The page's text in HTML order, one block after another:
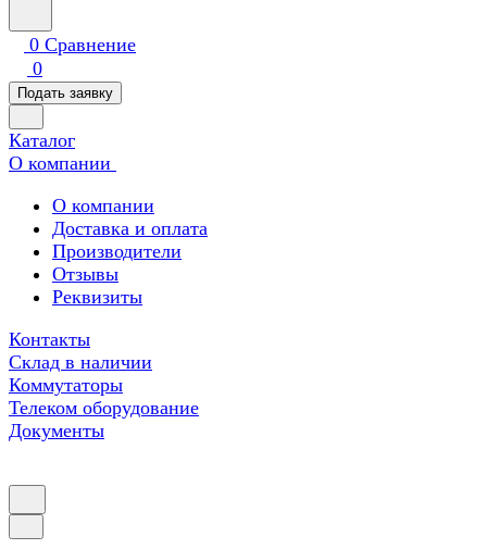
0 Сравнение
0
Подать заявку
Каталог
О компании
О компании
Доставка и оплата
Производители
Отзывы
Реквизиты
Контакты
Склад в наличии
Коммутаторы
Телеком оборудование
Документы